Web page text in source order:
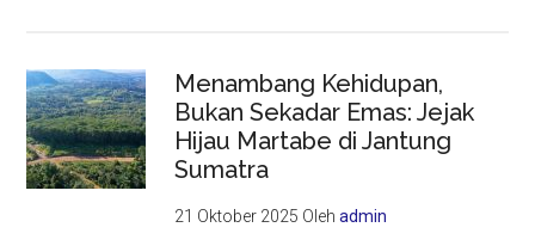
Menambang Kehidupan,
Bukan Sekadar Emas: Jejak
Hijau Martabe di Jantung
Sumatra
21 Oktober 2025 Olehadmin